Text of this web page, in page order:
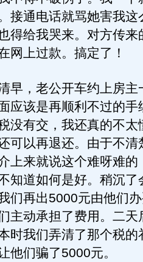
接通电话就骂她害我这
得给我哭来。对方传来
网上过款。搞定了！
，老公开车约上房主
应该是再顺利不过的手
没有交，我还真的不太
可以再退还。由于不清
上来就说这个难呀难的
知道如何是好。稍沉了
们再出5000元由他们
主动承担了费用。二天
时我们弄清了那个税的
他们骗了5000元。